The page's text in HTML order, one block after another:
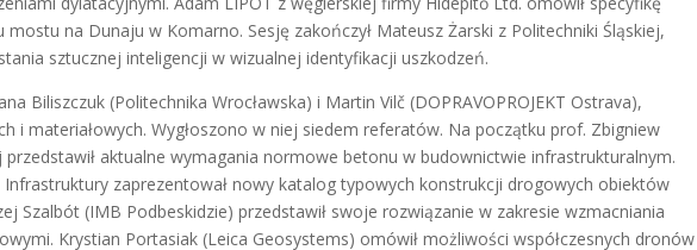
na Dunaju w Komarno. Sesję zakończył Mateusz Żarski z Politechniki Śląskiej,
sztucznej inteligencji w wizualnej identyfikacji uszkodzeń.
Biliszczuk (Politechnika Wrocławska) i Martin Vilč (DOPRAVOPROJEKT Ostrava),
i materiałowych. Wygłoszono w niej siedem referatów. Na początku prof. Zbigniew
przedstawił aktualne wymagania normowe betonu w budownictwie infrastrukturalnym.
zaprezentował nowy katalog typowych konstrukcji drogowych obiektów
Szalbót (IMB Podbeskidzie) przedstawił swoje rozwiązanie w zakresie wzmacniania
Krystian Portasiak (Leica Geosystems) omówił możliwości współczesnych dronów